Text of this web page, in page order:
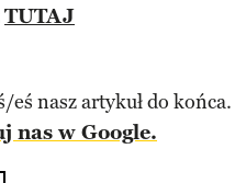
TUTAJ
eś nasz artykuł do końca.
nas w Google.